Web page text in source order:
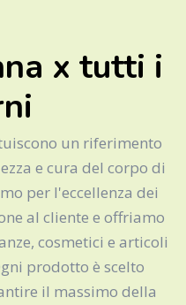
x tutti i
un riferimento
e cura del corpo di
per l'eccellenza dei
al cliente e offriamo
cosmetici e articoli
prodotto è scelto
il massimo della